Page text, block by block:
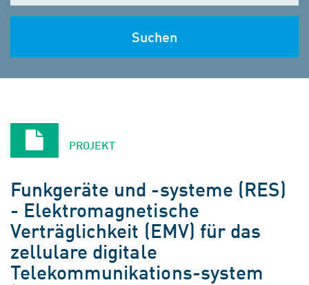
Suchen
PROJEKT
Funkgeräte und -systeme (RES)
- Elektromagnetische
Verträglichkeit (EMV) für das
zellulare digitale
Telekommunikations-system